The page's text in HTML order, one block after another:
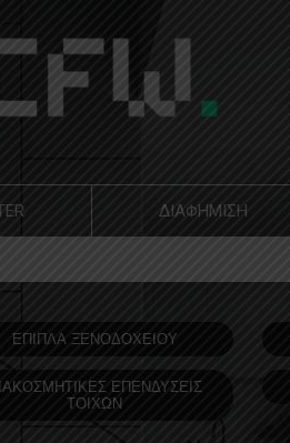
ΔΙΑΦΗΜΙΣΗ
ΕΠΙΠΛΑ ΞΕΝΟΔOΧΕΙΟΥ
ΕΠΕΝΔΥΣΕΙΣ
ΤΟΙΧΩΝ